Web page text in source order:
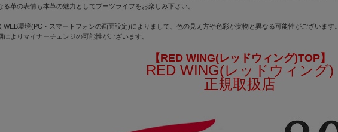
る革の表情も本革の魅力としてブーツライフをお楽しみ下さい。
環境(PC・スマートフォンの画面設定)によりまして、色の見え方や色彩が実物と異なる可能性がございます。
よりマイナーチェンジの可能性がございます。
【RED WING(レッドウィング)TOP】
RED WING(レッドウィング)
正規取扱店